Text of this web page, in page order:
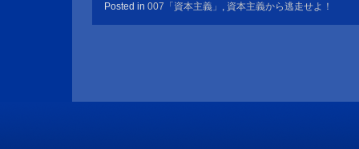
Posted in 007「資本主義」 , 資本主義から逃走せよ！